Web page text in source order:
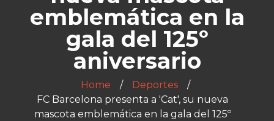
emblemática en la
gala del 125º
aniversario
Home
Deportes
FC Barcelona presenta a 'Cat', su nueva
mascota emblemática en la gala del 125º